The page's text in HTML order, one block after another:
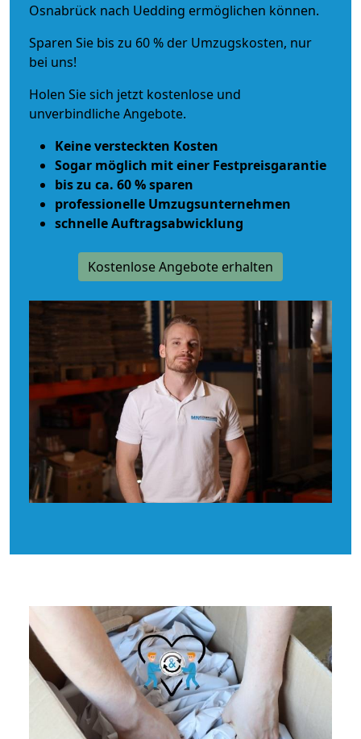
Osnabrück nach Uedding ermöglichen können.
Sparen Sie bis zu 60 % der Umzugskosten, nur
bei uns!
Holen Sie sich jetzt kostenlose und
unverbindliche Angebote.
Keine versteckten Kosten
Sogar möglich mit einer Festpreisgarantie
bis zu ca. 60 % sparen
professionelle Umzugsunternehmen
schnelle Auftragsabwicklung
Kostenlose Angebote erhalten